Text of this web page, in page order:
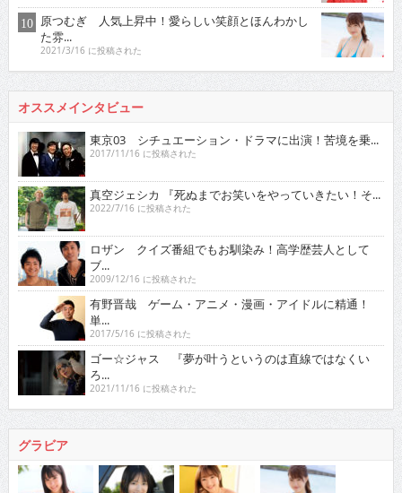
原つむぎ 人気上昇中！愛らしい笑顔とほんわかし
た雰...
2021/3/16 に投稿された
オススメインタビュー
東京03 シチュエーション・ドラマに出演！苦境を乗...
2017/11/16 に投稿された
真空ジェシカ 『死ぬまでお笑いをやっていきたい！そ...
2022/7/16 に投稿された
ロザン クイズ番組でもお馴染み！高学歴芸人として
ブ...
2009/12/16 に投稿された
有野晋哉 ゲーム・アニメ・漫画・アイドルに精通！
単...
2017/5/16 に投稿された
ゴー☆ジャス 『夢が叶うというのは直線ではなくい
ろ...
2021/11/16 に投稿された
グラビア